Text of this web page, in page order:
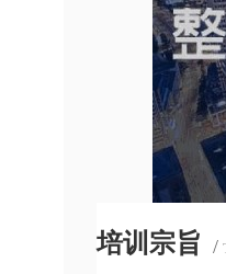
培训宗旨 /